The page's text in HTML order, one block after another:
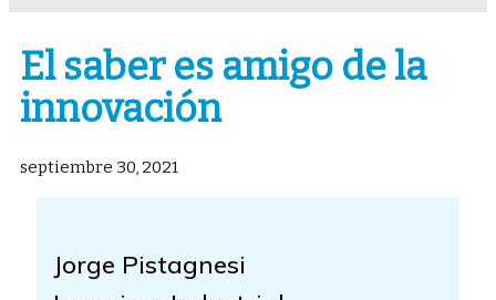
El saber es amigo de la
innovación
septiembre 30, 2021
Jorge Pistagnesi